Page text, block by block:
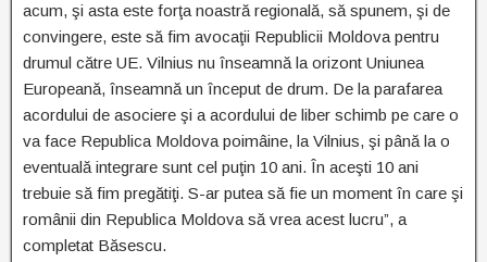
acum, şi asta este forţa noastră regională, să spunem, şi de
convingere, este să fim avocaţii Republicii Moldova pentru
drumul către UE. Vilnius nu înseamnă la orizont Uniunea
Europeană, înseamnă un început de drum. De la parafarea
acordului de asociere şi a acordului de liber schimb pe care o
va face Republica Moldova poimâine, la Vilnius, şi până la o
eventuală integrare sunt cel puţin 10 ani. În aceşti 10 ani
trebuie să fim pregătiţi. S-ar putea să fie un moment în care şi
românii din Republica Moldova să vrea acest lucru”, a
completat Băsescu.